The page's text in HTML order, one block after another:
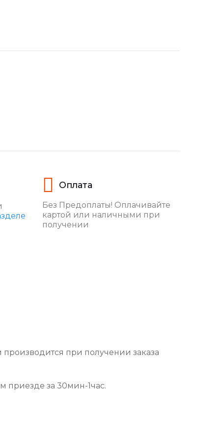
Оплата
Без Предоплаты! Оплачивайте
картой или наличными при
получении
производится при получении заказа
приезде за 30мин-1час.